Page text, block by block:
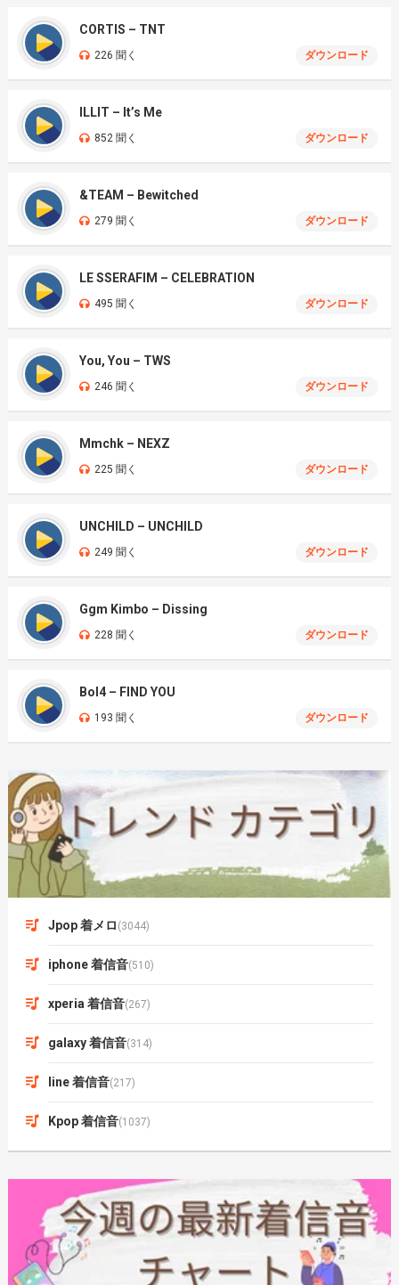
CORTIS – TNT
226 聞く ダウンロード
ILLIT – It’s Me
852 聞く ダウンロード
&TEAM – Bewitched
279 聞く ダウンロード
LE SSERAFIM – CELEBRATION
495 聞く ダウンロード
You, You – TWS
246 聞く ダウンロード
Mmchk – NEXZ
225 聞く ダウンロード
UNCHILD – UNCHILD
249 聞く ダウンロード
Ggm Kimbo – Dissing
228 聞く ダウンロード
Bol4 – FIND YOU
193 聞く ダウンロード
Jpop 着メロ (3044)
iphone 着信音(510)
xperia 着信音(267)
galaxy 着信音(314)
line 着信音(217)
Kpop 着信音(1037)